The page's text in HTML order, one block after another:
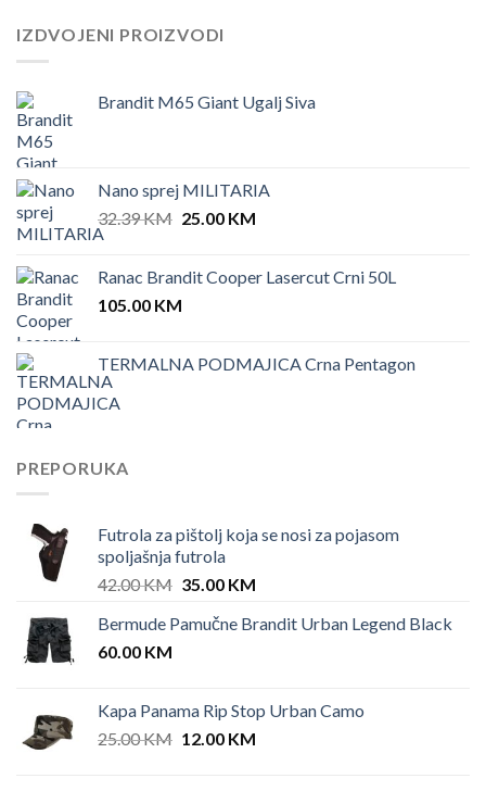
IZDVOJENI PROIZVODI
Brandit M65 Giant Ugalj Siva
Nano sprej MILITARIA
32.39KM Original
32.39 KM.
25.00 KMCurrent
25.00 KM.
Ranac Brandit Cooper Lasercut Crni 50L
105.00 KM
TERMALNA PODMAJICA Crna Pentagon
PREPORUKA
Futrola za pištolj koja se nosi za pojasom
spoljašnja futrola
42.00KM Original
was:
35.00 KMCurrent
is:
Bermude Pamučne Brandit Urban Legend Black
60.00 KM
Kapa Panama Rip Stop Urban Camo
25.00KM Original
12.00 KMCurrent